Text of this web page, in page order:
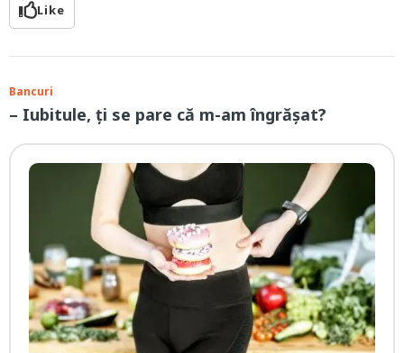
Like
Bancuri
– Iubitule, ți se pare că m-am îngrășat?